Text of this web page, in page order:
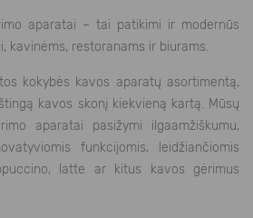
aparatai – tai patikimi ir modernūs
kavinėms, restoranams ir biurams.
kokybės kavos aparatų asortimentą,
kavos skonį kiekvieną kartą. Mūsų
aparatai pasižymi ilgaamžiškumu,
funkcijomis, leidžiančiomis
latte ar kitus kavos gėrimus